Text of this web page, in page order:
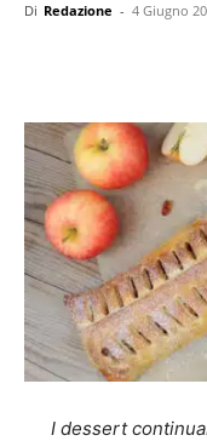
Di Redazione - 4 Giugno
I dessert